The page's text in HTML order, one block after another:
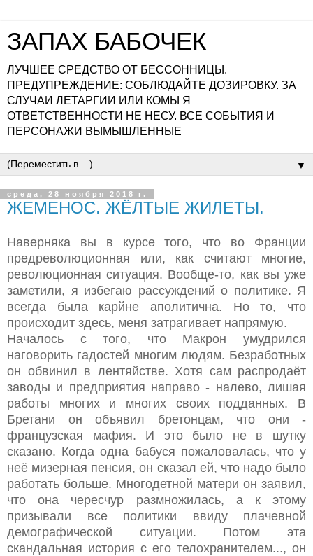
ЗАПАХ БАБОЧЕК
ЛУЧШЕЕ СРЕДСТВО ОТ БЕССОННИЦЫ.
ПРЕДУПРЕЖДЕНИЕ: СОБЛЮДАЙТЕ ДОЗИРОВКУ. ЗА
СЛУЧАИ ЛЕТАРГИИ ИЛИ КОМЫ Я
ОТВЕТСТВЕННОСТИ НЕ НЕСУ. ВСЕ СОБЫТИЯ И
ПЕРСОНАЖИ ВЫМЫШЛЕННЫЕ
▼
среда, 28 ноября 2018 г.
ЖЕМЕНОС. ЖЁЛТЫЕ ЖИЛЕТЫ.
Наверняка вы в курсе того, что во Франции
предреволюционная или, как считают многие,
революционная ситуация. Вообще-то, как вы уже
заметили, я избегаю рассуждений о политике. Я
всегда была карйне аполитична. Но то, что
происходит здесь, меня затрагивает напрямую.
Началось с того, что Макрон умудрился
наговорить гадостей многим людям. Безработных
он обвинил в лентяйстве. Хотя сам распродаёт
заводы и предприятия направо - налево, лишая
работы многих и многих своих подданных. В
Бретани он объявил бретонцам, что они -
французская мафия. И это было не в шутку
сказано. Когда одна бабуся пожаловалась, что у
неё мизерная пенсия, он сказал ей, что надо было
работать больше. Многодетной матери он заявил,
что она чересчур размножилась, а к этому
призывали все политики ввиду плачевной
демографической ситуации. Потом эта
скандальная история с его телохранителем..., он